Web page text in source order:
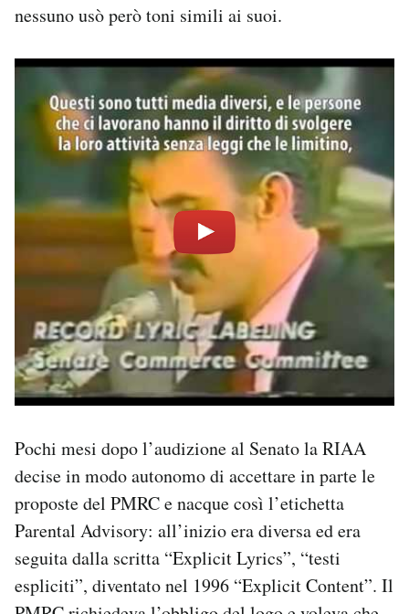
nessuno usò però toni simili ai suoi.
Pochi mesi dopo l’audizione al Senato la RIAA
decise in modo autonomo di accettare in parte le
proposte del PMRC e nacque così l’etichetta
Parental Advisory: all’inizio era diversa ed era
seguita dalla scritta “Explicit Lyrics”, “testi
espliciti”, diventato nel 1996 “Explicit Content”. Il